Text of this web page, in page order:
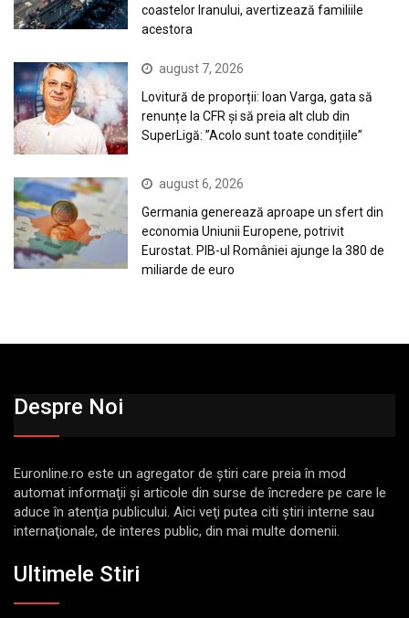
coastelor Iranului, avertizează familiile
acestora
august 7, 2026
Lovitură de proporții: Ioan Varga, gata să
renunțe la CFR și să preia alt club din
SuperLigă: ”Acolo sunt toate condițiile”
august 6, 2026
Germania generează aproape un sfert din
economia Uniunii Europene, potrivit
Eurostat. PIB-ul României ajunge la 380 de
miliarde de euro
Despre Noi
Euronline.ro este un agregator de ştiri care preia în mod
automat informaţii şi articole din surse de încredere pe care le
aduce în atenţia publicului. Aici veţi putea citi ştiri interne sau
internaţionale, de interes public, din mai multe domenii.
Ultimele Stiri